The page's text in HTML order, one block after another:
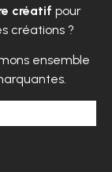
créatif pour
créations ?
ensemble
24H du